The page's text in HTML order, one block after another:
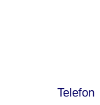
Telefon